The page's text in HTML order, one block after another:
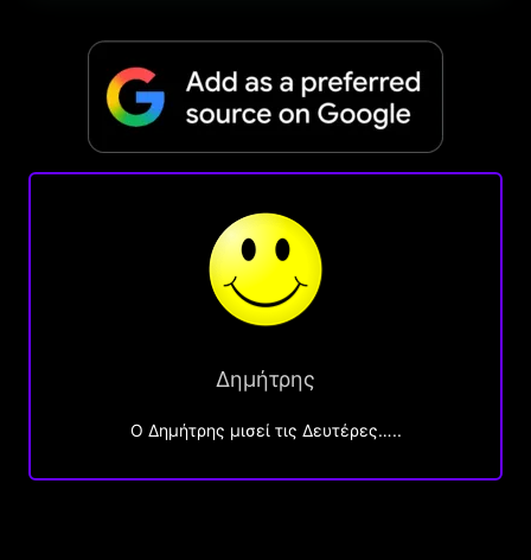
Δημήτρης
O Δημήτρης μισεί τις Δευτέρες…..